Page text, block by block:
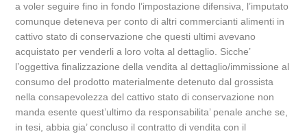
a voler seguire fino in fondo l’impostazione difensiva, l’imputato
comunque deteneva per conto di altri commercianti alimenti in
cattivo stato di conservazione che questi ultimi avevano
acquistato per venderli a loro volta al dettaglio. Sicche’
l’oggettiva finalizzazione della vendita al dettaglio/immissione al
consumo del prodotto materialmente detenuto dal grossista
nella consapevolezza del cattivo stato di conservazione non
manda esente quest’ultimo da responsabilita’ penale anche se,
in tesi, abbia gia’ concluso il contratto di vendita con il